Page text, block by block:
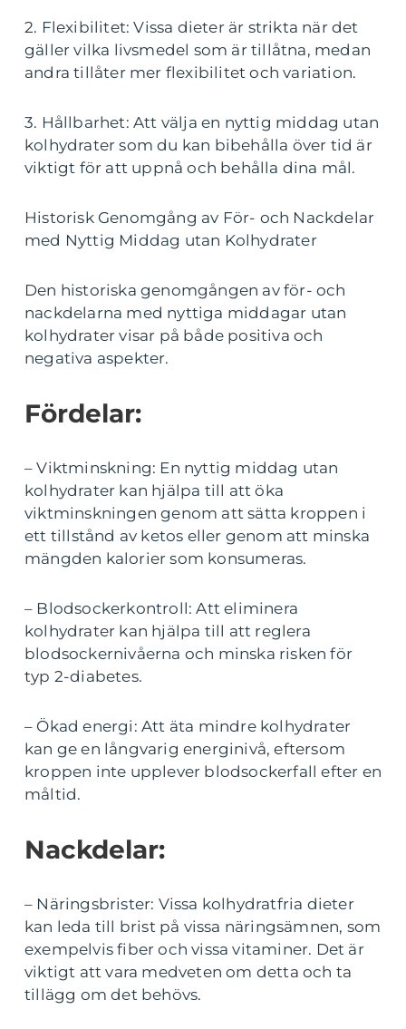
2. Flexibilitet: Vissa dieter är strikta när det
gäller vilka livsmedel som är tillåtna, medan
andra tillåter mer flexibilitet och variation.
3. Hållbarhet: Att välja en nyttig middag utan
kolhydrater som du kan bibehålla över tid är
viktigt för att uppnå och behålla dina mål.
Historisk Genomgång av För- och Nackdelar
med Nyttig Middag utan Kolhydrater
Den historiska genomgången av för- och
nackdelarna med nyttiga middagar utan
kolhydrater visar på både positiva och
negativa aspekter.
Fördelar:
– Viktminskning: En nyttig middag utan
kolhydrater kan hjälpa till att öka
viktminskningen genom att sätta kroppen i
ett tillstånd av ketos eller genom att minska
mängden kalorier som konsumeras.
– Blodsockerkontroll: Att eliminera
kolhydrater kan hjälpa till att reglera
blodsockernivåerna och minska risken för
typ 2-diabetes.
– Ökad energi: Att äta mindre kolhydrater
kan ge en långvarig energinivå, eftersom
kroppen inte upplever blodsockerfall efter en
måltid.
Nackdelar:
– Näringsbrister: Vissa kolhydratfria dieter
kan leda till brist på vissa näringsämnen, som
exempelvis fiber och vissa vitaminer. Det är
viktigt att vara medveten om detta och ta
tillägg om det behövs.